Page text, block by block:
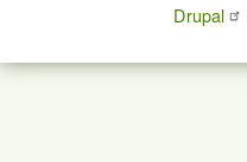
Drupal